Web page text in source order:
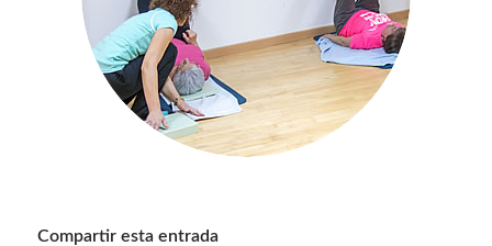
Compartir esta entrada